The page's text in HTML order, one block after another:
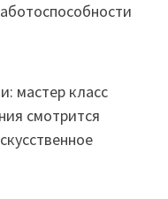
мастер класс
смотрится